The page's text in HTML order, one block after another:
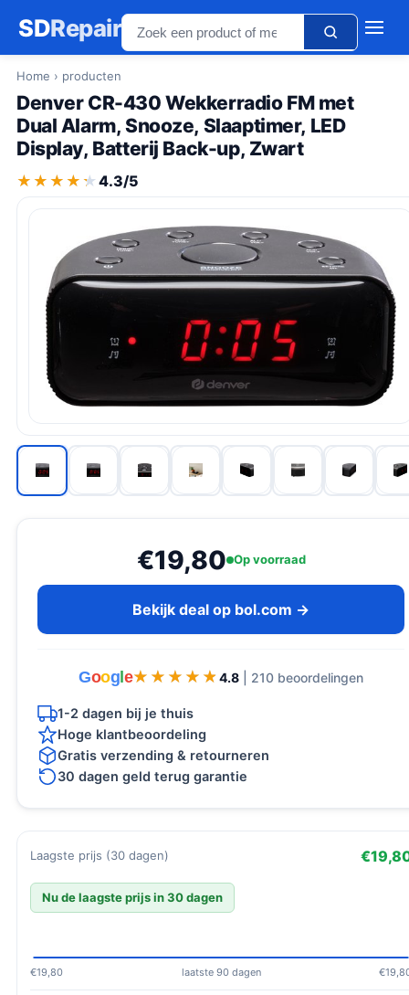
SDRepair
Home › producten
Denver CR-430 Wekkerradio FM met
Dual Alarm, Snooze, Slaaptimer, LED
Display, Batterij Back-up, Zwart
★★★★★
★★★★★ 4.3/5
€19,80 Op voorraad
Bekijk deal op bol.com →
Google★★★★★
★★★★★ 4.8 | 210 beoordelingen
1-2 dagen bij je thuis
Hoge klantbeoordeling
Gratis verzending & retourneren
30 dagen geld terug garantie
Laagste prijs (30 dagen)
Nu de laagste prijs in 30 dagen
€19,80 laatste 90 dagen